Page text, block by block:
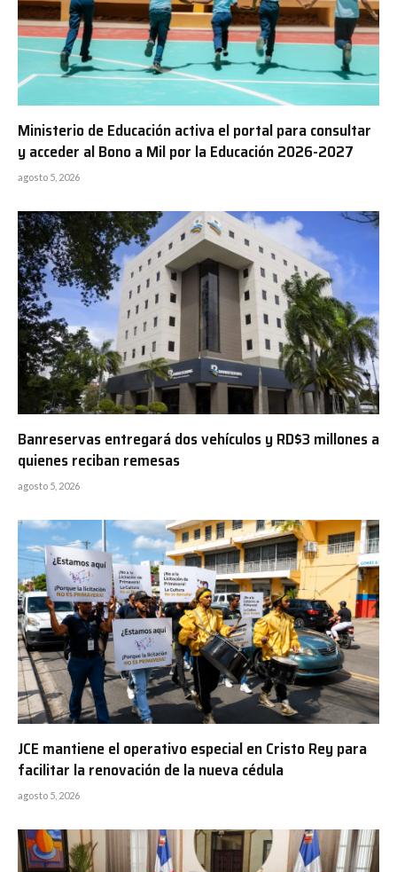
Ministerio de Educación activa el portal para consultar
y acceder al Bono a Mil por la Educación 2026-2027
agosto 5, 2026
Banreservas entregará dos vehículos y RD$3 millones a
quienes reciban remesas
agosto 5, 2026
JCE mantiene el operativo especial en Cristo Rey para
facilitar la renovación de la nueva cédula
agosto 5, 2026